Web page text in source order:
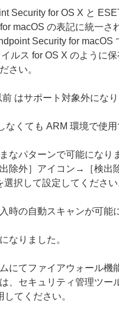
Security for OS X と
macOS の表記に統一さ
Security for
ルス for OS X のように
さい。
はサポート対象外にな
なくても ARM 環境で使
なパターンで可能になり
除外］アイコン→［検
選択して設定してくださ
時の自動スキャンが可能
なりました。
にてファイアウォール
、セキュリティ管理ツ
てください。